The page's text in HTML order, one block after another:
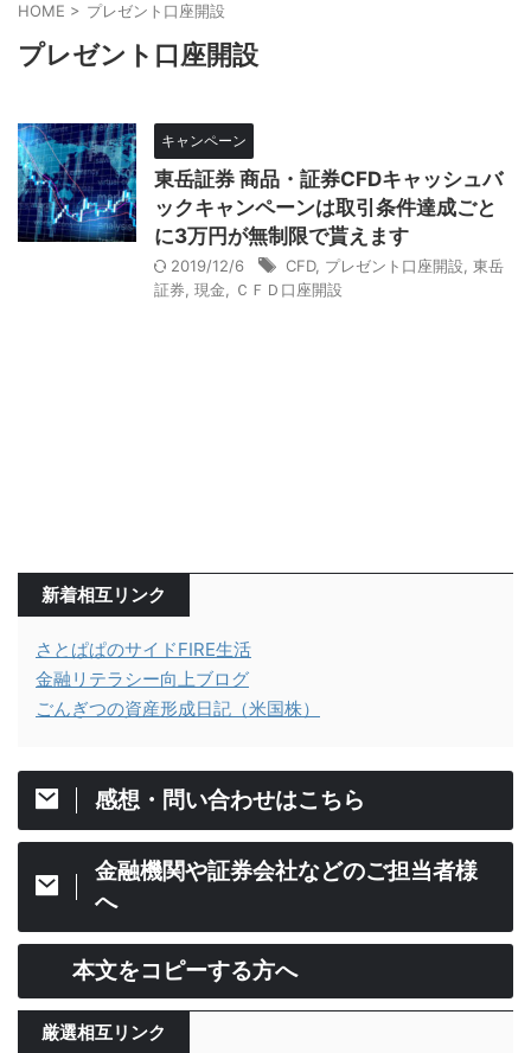
HOME > プレゼント口座開設
プレゼント口座開設
キャンペーン
東岳証券 商品・証券CFDキャッシュバ
ックキャンペーンは取引条件達成ごと
に3万円が無制限で貰えます
2019/12/6 CFD, プレゼント口座開設 東岳
証券 現金 ＣＦＤ口座開設
新着相互リンク
さとぱぱのサイドFIRE生活
金融リテラシー向上ブログ
ごんぎつの資産形成日記（米国株）
感想・問い合わせはこちら
金融機関や証券会社などのご担当者様
へ
本文をコピーする方へ
厳選相互リンク